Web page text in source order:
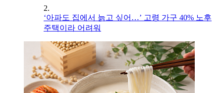
2.
‘아파도 집에서 늙고 싶어…’ 고령 가구 40% 노후
주택이라 어려워